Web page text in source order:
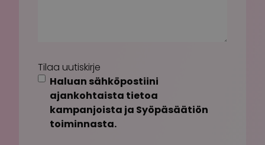
Tilaa uutiskirje
Haluan sähköpostiini
ajankohtaista tietoa
kampanjoista ja Syöpäsäätiön
toiminnasta.